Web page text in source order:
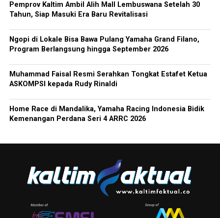
Pemprov Kaltim Ambil Alih Mall Lembuswana Setelah 30
Tahun, Siap Masuki Era Baru Revitalisasi
Ngopi di Lokale Bisa Bawa Pulang Yamaha Grand Filano,
Program Berlangsung hingga September 2026
Muhammad Faisal Resmi Serahkan Tongkat Estafet Ketua
ASKOMPSI kepada Rudy Rinaldi
Home Race di Mandalika, Yamaha Racing Indonesia Bidik
Kemenangan Perdana Seri 4 ARRC 2026